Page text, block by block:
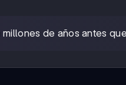
de años antes